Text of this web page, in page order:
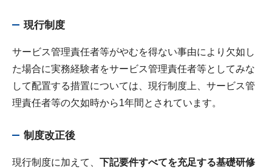
現行制度
サービス管理責任者等がやむを得ない事由により欠如し
た場合に実務経験者をサービス管理責任者等としてみな
して配置する措置については、現行制度上、サービス管
理責任者等の欠如時から1年間とされています。
制度改正後
現行制度に加えて、 下記要件すべてを充足する基礎研修